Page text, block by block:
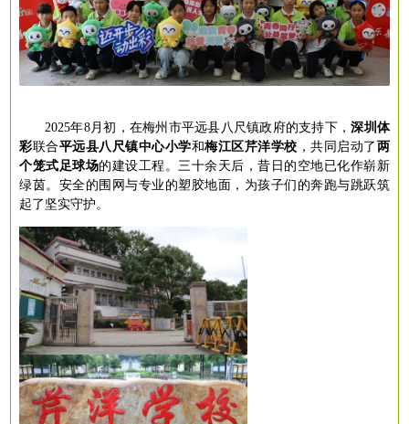
2025年8月初，在梅州市平远县八尺镇政府的支持下，深圳体
彩联合平远县八尺镇中心小学和梅江区芹洋学校 ，共同启动了 两
个笼式足球场的建设工程。三十余天后，昔日的空地已化作崭新
绿茵。安全的围网与专业的塑胶地面，为孩子们的奔跑与跳跃筑
起了坚实守护。